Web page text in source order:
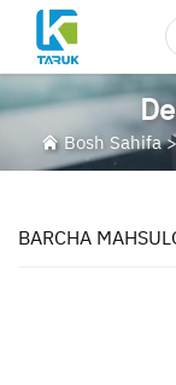
Nima uchun
Tibbiy Bozorlar
Bosh Sahifa
BARCHA